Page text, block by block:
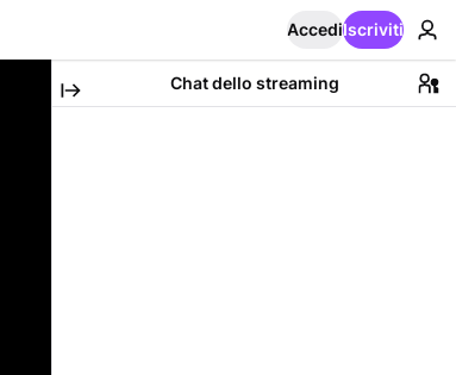
AccediIscriviti
Chat dello streaming